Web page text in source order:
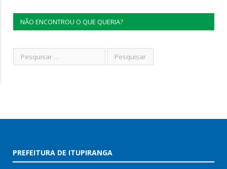
NÃO ENCONTROU O QUE QUERIA?
PREFEITURA DE ITUPIRANGA